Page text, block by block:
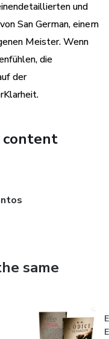
und
San German, einem
Meister. Wenn
die
der
content
same